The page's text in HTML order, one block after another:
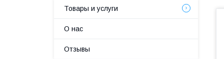
Товары и услуги
О нас
Отзывы